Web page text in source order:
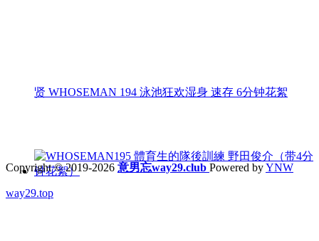
贤 WHOSEMAN 194 泳池狂欢湿身 速存 6分钟花絮
Copyright © 2019-2026 意男忘way29.club Powered byYNW
way29.top